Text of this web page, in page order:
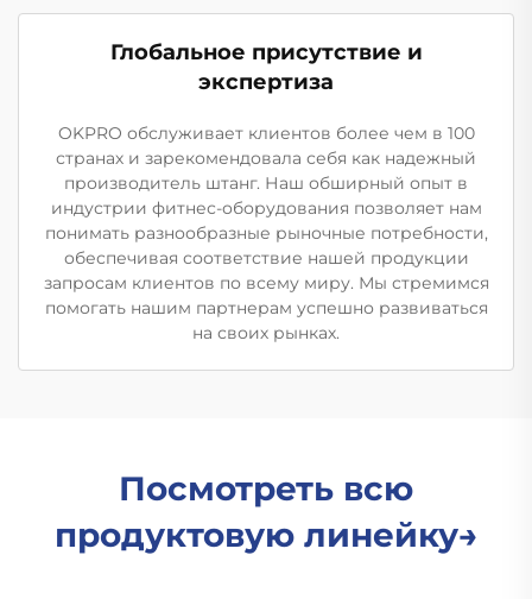
Глобальное присутствие и
экспертиза
OKPRO обслуживает клиентов более чем в 100
странах и зарекомендовала себя как надежный
производитель штанг. Наш обширный опыт в
индустрии фитнес-оборудования позволяет нам
понимать разнообразные рыночные потребности,
обеспечивая соответствие нашей продукции
запросам клиентов по всему миру. Мы стремимся
помогать нашим партнерам успешно развиваться
на своих рынках.
Посмотреть всю
продуктовую линейку→